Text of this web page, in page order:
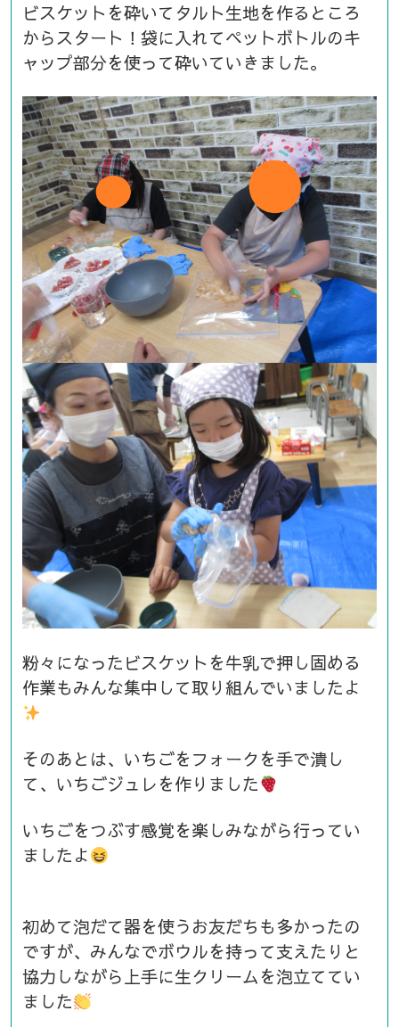
ビスケットを砕いてタルト生地を作るところ
からスタート！袋に入れてペットボトルのキ
ャップ部分を使って砕いていきました。
粉々になったビスケットを牛乳で押し固める
作業もみんな集中して取り組んでいましたよ
そのあとは、いちごをフォークを手で潰し
て、いちごジュレを作りました
いちごをつぶす感覚を楽しみながら行ってい
ましたよ
初めて泡だて器を使うお友だちも多かったの
ですが、みんなでボウルを持って支えたりと
協力しながら上手に生クリームを泡立ててい
ました